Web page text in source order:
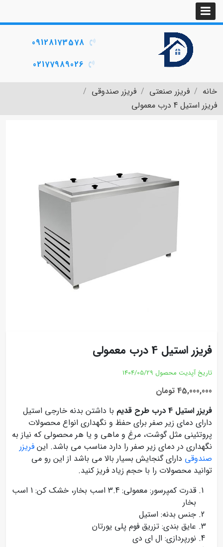
09128173578
02177989026
خانه فریزر صنعتی
فریزر صندوقی
فریزر استیل 4 درب معمولی
فریزر استیل 4 درب معمولی
تاریخ آپدیت محصول 1404/05/29
45,000,000 تومان
فریزر استیل 4 درب طرح قدیم
با داشتن بدنه خارجی استیل
دارای دمای زیر صفر برای حفظ و نگهداری انواع محصولات
پروتئینی مثل گوشت، مرغ و ماهی و یا هر محصولی که نیاز به
نگهداری در دمای زیر صفر را دارد مناسب می باشد. این فریزر
صندوقی دارای گنجایش بسیار بالا می باشد از این رو می
توانید محصولات را با حجم زیاد فریز کنید.
قدرت کمپرسور: معمولی: 3.4 اسب بخار، خشک کن: 1 اسب
بخار
جنس بدنه: استیل
عایق بندی: تزریق فوم پلی یورتان
نورپردازی: ال ای دی